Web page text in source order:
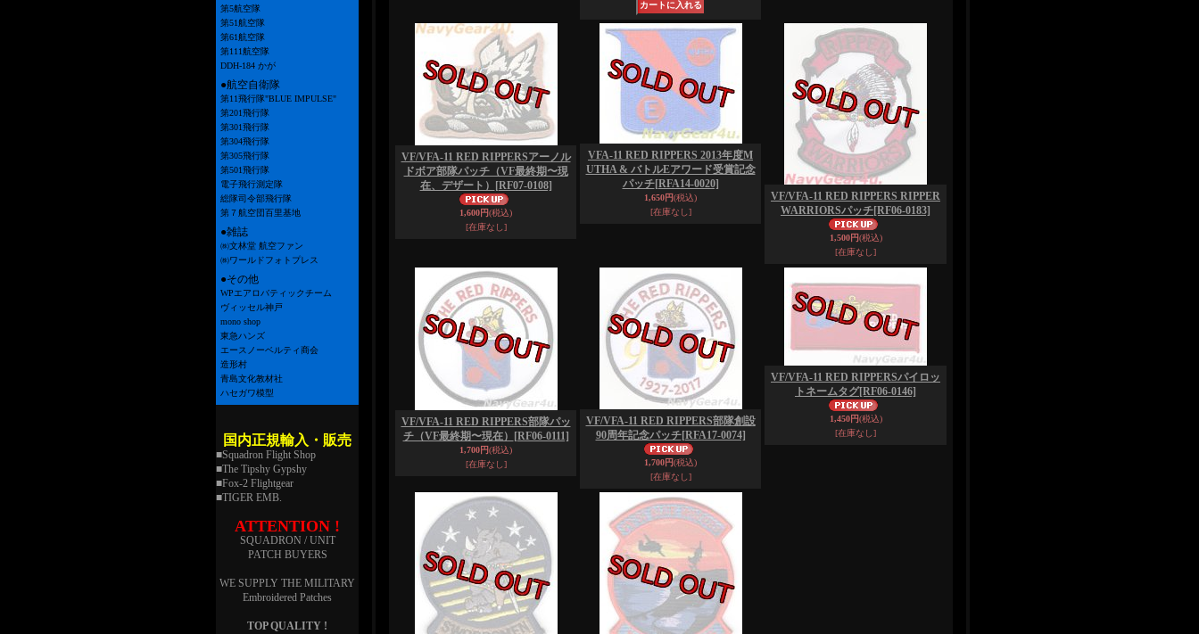
第5航空隊
第51航空隊
第61航空隊
第111航空隊
DDH-184 かが
●航空自衛隊
第11飛行隊"BLUE IMPULSE"
第201飛行隊
第301飛行隊
第304飛行隊
第305飛行隊
第501飛行隊
電子飛行測定隊
総隊司令部飛行隊
第７航空団百里基地
●雑誌
㈱文林堂 航空ファン
㈱ワールドフォトプレス
●その他
WPエアロバティックチーム
ヴィッセル神戸
mono shop
東急ハンズ
エースノーベルティ商会
造形村
青島文化教材社
ハセガワ模型
国内正規輸入・販売
■Squadron Flight Shop
■The Tipshy Gypshy
■Fox-2 Flightgear
■TIGER EMB.
ATTENTION !
SQUADRON / UNIT
PATCH BUYERS
WE SUPPLY THE MILITARY
Embroidered Patches
TOP QUALITY !
VF/VFA-11 RED RIPPERSアーノル
ドボア部隊パッチ（VF最終期〜現
在、デザート）
[RF07-0108]
1,600円(税込)
[在庫なし]
VFA-11 RED RIPPERS 2013年度M
UTHA & バトルEアワード受賞記念
パッチ[RFA14-0020]
1,650円(税込)
[在庫なし]
VF/VFA-11 RED RIPPERS RIPPER
WARRIORSパッチ[RF06-0183]
1,500円(税込)
[在庫なし]
VF/VFA-11 RED RIPPERS部隊パッ
チ（VF最終期〜現在）
[RF06-0111]
1,700円(税込)
[在庫なし]
VF/VFA-11 RED RIPPERS部隊創設
90周年記念パッチ[RFA17-0074]
1,700円(税込)
[在庫なし]
VF/VFA-11 RED RIPPERSパイロッ
トネームタグ[RF06-0146]
1,450円(税込)
[在庫なし]